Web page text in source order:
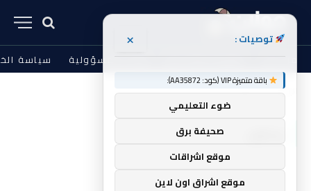
من نحن الشروط والأحكام إخلاء المسؤولية سياسة
الرئيسية » بيكون
توصيات : ×
باقة متميزة VIP (كود: AA35872):
ضوء التعليمي
صحيفة برق
موقع اشراقات
موقع اشراق اون لاين